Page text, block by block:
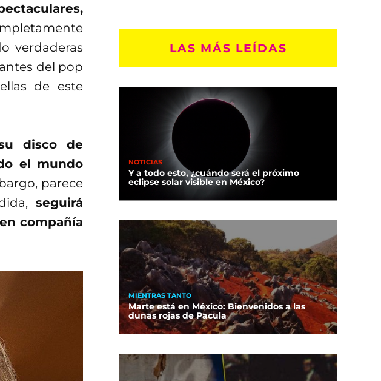
verdaderas
del pop
de este
disco de
el mundo
parece
seguirá
compañía
LAS MÁS LEÍDAS
NOTICIAS
Y a todo esto, ¿cuándo será el próximo
eclipse solar visible en México?
MIENTRAS TANTO
Marte está en México: Bienvenidos a las
dunas rojas de Pacula